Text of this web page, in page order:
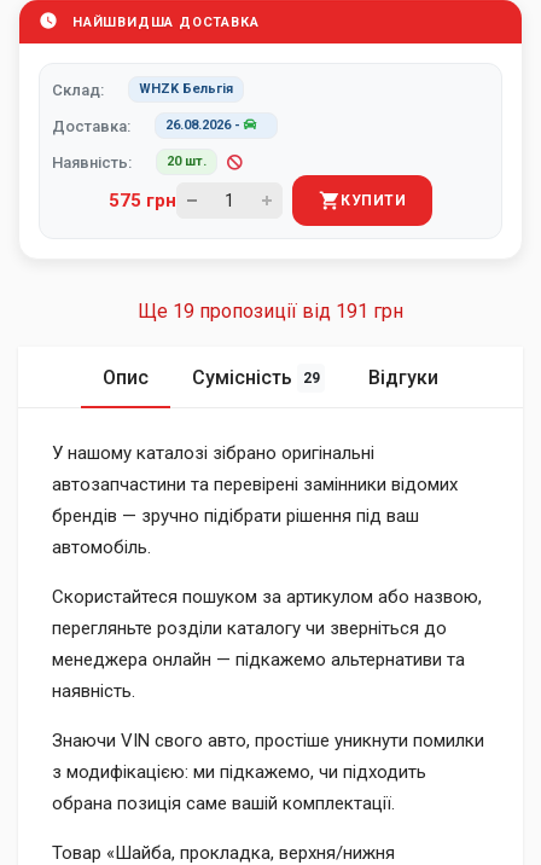
НАЙШВИДША ДОСТАВКА
Склад: WHZK Бельгія
Доставка: 26.08.2026-
Наявність: 20 шт.
575 грн КУПИТИ
Ще 19 пропозиції від 191 грн
Опис Сумісність 29 Відгуки
У нашому каталозі зібрано оригінальні
автозапчастини та перевірені замінники відомих
брендів — зручно підібрати рішення під ваш
автомобіль.
Скористайтеся пошуком за артикулом або назвою,
перегляньте розділи каталогу чи зверніться до
менеджера онлайн — підкажемо альтернативи та
наявність.
Знаючи VIN свого авто, простіше уникнути помилки
з модифікацією: ми підкажемо, чи підходить
обрана позиція саме вашій комплектації.
Товар «Шайба, прокладка, верхня/нижня